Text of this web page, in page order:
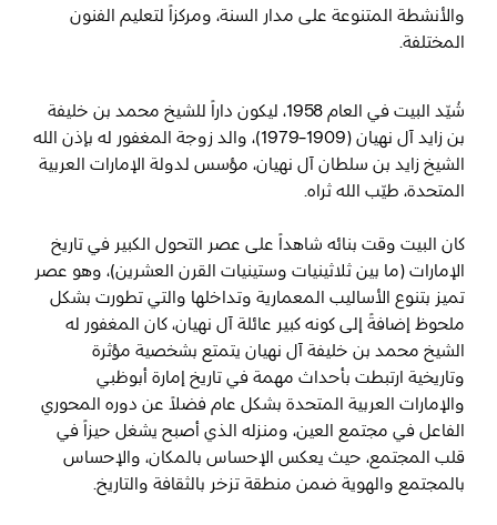
منطقة الظفرة
مركز أبوظبي الوطني للمعارض والمؤتمرات
والأنشطة المتنوعة على مدار السنة، ومركزاً لتعليم الفنون
المختلفة.
شُيّد البيت في العام 1958، ليكون داراً للشيخ محمد بن خليفة
بن زايد آل نهيان (1909-1979)، والد زوجة المغفور له بإذن الله
الشيخ زايد بن سلطان آل نهيان، مؤسس لدولة الإمارات العربية
المتحدة، طيّب الله ثراه.
كان البيت وقت بنائه شاهداً على عصر التحول الكبير في تاريخ
الإمارات (ما بين ثلاثينيات وستينيات القرن العشرين)، وهو عصر
تميز بتنوع الأساليب المعمارية وتداخلها والتي تطورت بشكل
ملحوظ إضافةً إلى كونه كبير عائلة آل نهيان، كان المغفور له
الشيخ محمد بن خليفة آل نهيان يتمتع بشخصية مؤثرة
وتاريخية ارتبطت بأحداث مهمة في تاريخ إمارة أبوظبي
والإمارات العربية المتحدة بشكل عام فضلاً عن دوره المحوري
الفاعل في مجتمع العين، ومنزله الذي أصبح يشغل حيزاً في
قلب المجتمع، حيث يعكس الإحساس بالمكان، والإحساس
بالمجتمع والهوية ضمن منطقة تزخر بالثقافة والتاريخ.